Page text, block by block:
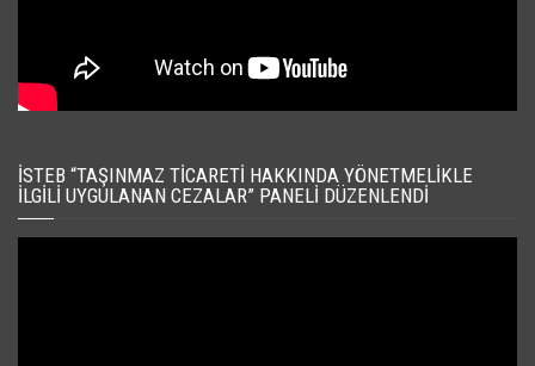
İSTEB “TAŞINMAZ TICARETI HAKKINDA YÖNETMELIKLE
İLGILI UYGULANAN CEZALAR” PANELI DÜZENLENDI